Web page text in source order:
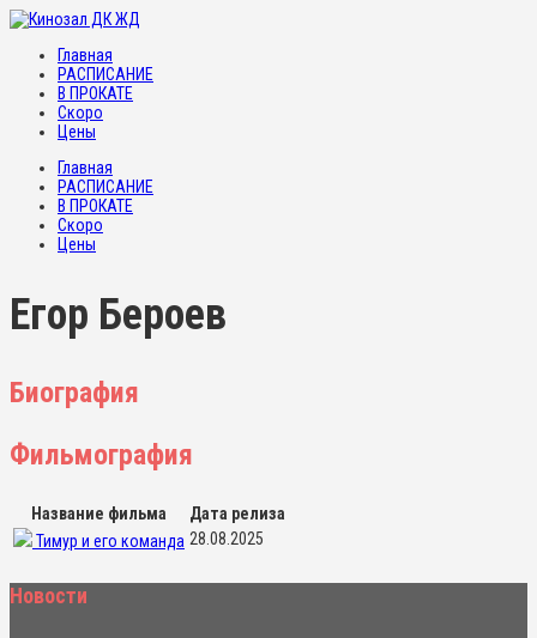
Главная
РАСПИСАНИЕ
В ПРОКАТЕ
Скоро
Цены
Главная
РАСПИСАНИЕ
В ПРОКАТЕ
Скоро
Цены
Егор Бероев
Биография
Фильмография
Название фильма
Дата релиза
Тимур и его команда 28.08.2025
Новости